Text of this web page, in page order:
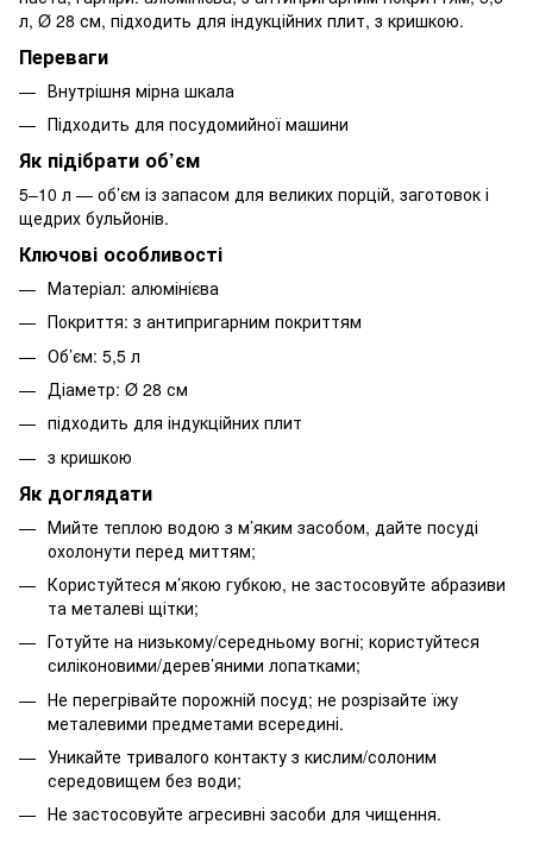
л, Ø 28 см, підходить для індукційних плит, з кришкою.
Переваги
Внутрішня мірна шкала
Підходить для посудомийної машини
Як підібрати об’єм
5–10 л — об’єм із запасом для великих порцій, заготовок і
щедрих бульйонів.
Ключові особливості
Матеріал: алюмінієва
Покриття: з антипригарним покриттям
Об’єм: 5,5 л
Діаметр: Ø 28 см
підходить для індукційних плит
з кришкою
Як доглядати
Мийте теплою водою з м’яким засобом, дайте посуді
охолонути перед миттям;
Користуйтеся м’якою губкою, не застосовуйте абразиви
та металеві щітки;
Готуйте на низькому/середньому вогні; користуйтеся
силіконовими/дерев’яними лопатками;
Не перегрівайте порожній посуд; не розрізайте їжу
металевими предметами всередині.
Уникайте тривалого контакту з кислим/солоним
середовищем без води;
Не застосовуйте агресивні засоби для чищення.